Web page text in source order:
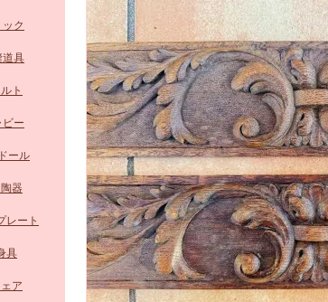
ク
道具
ト
ビー
ール
器
レート
具
ア